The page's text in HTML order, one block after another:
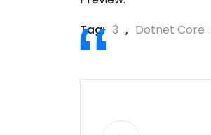
Tag: 3 , Dotnet Core